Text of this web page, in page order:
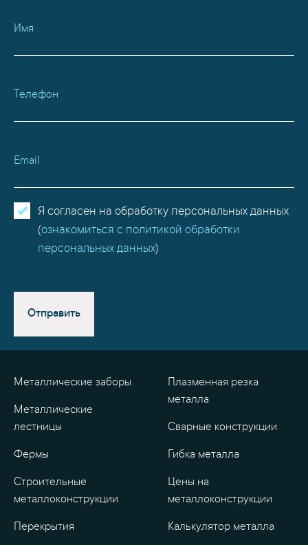
Имя
Телефон
Email
Я согласен на обработку персональных данных
(ознакомиться с политикой обработки
персональных данных)
Отправить
Металлические заборы
Металлические
лестницы
Фермы
Строительные
металлоконструкции
Перекрытия
Плазменная резка
металла
Сварные конструкции
Гибка металла
Цены на
металлоконструкции
Калькулятор металла